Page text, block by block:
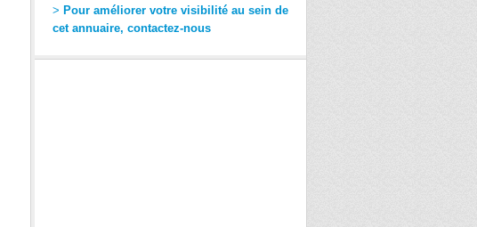
> Pour améliorer votre visibilité au sein de
cet annuaire, contactez-nous